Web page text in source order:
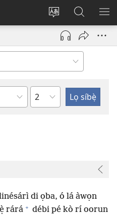
Yí
èdè
ìkànnì
pa
Wọlé
(opens
window)
Wa
JW.ORG
Orí
di ọba, ó lá àwọn
rárá + débi pé kò rí oorun